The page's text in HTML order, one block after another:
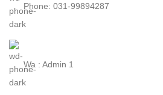
Phone: 031-99894287
Wa : Admin 1